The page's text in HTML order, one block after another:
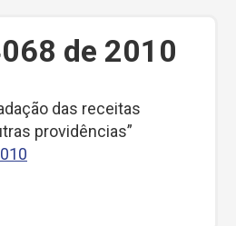
de 2010
das receitas
providências”